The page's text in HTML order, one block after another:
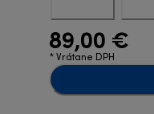
89,00 €
* Vrátane DPH